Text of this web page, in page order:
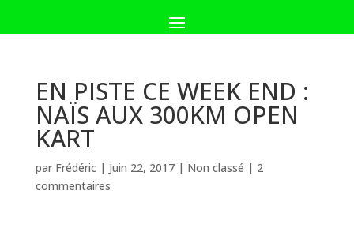
EN PISTE CE WEEK END :
NAÏS AUX 300KM OPEN
KART
par Frédéric| Juin 22, 2017| Non classé | 2
commentaires